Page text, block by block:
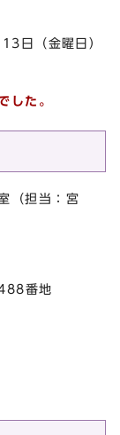
（金曜日）
した。
（担当：宮
488番地